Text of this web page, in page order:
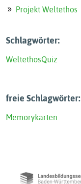
Projekt Weltethos
Schlagwörter:
WeltethosQuiz
freie Schlagwörter:
Memorykarten